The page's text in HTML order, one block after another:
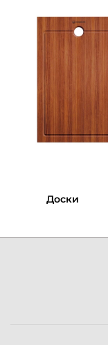
Доски